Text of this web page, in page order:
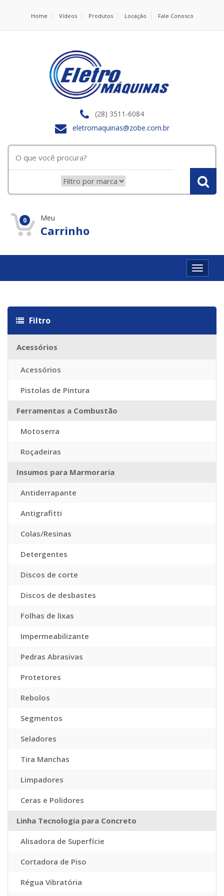
Home Vídeos Produtos Locação Fale Conosco
(28) 3511-6084
eletromaquinas@zobe.com.br
0 Meu
Carrinho
Toggle
Filtro
Acessórios
Acessórios
Pistolas de Pintura
Ferramentas a Combustão
Motoserra
Roçadeiras
Insumos para Marmoraria
Antiderrapante
Antigrafitti
Colas/Resinas
Detergentes
Discos de corte
Discos de desbastes
Folhas de lixas
Impermeabilizante
Pedras Abrasivas
Protetores
Rebolos
Segmentos
Seladores
Tira Manchas
Limpadores
Ceras e Polidores
Linha Tecnologia para Concreto
Alisadora de Superfície
Cortadora de Piso
Régua Vibratória